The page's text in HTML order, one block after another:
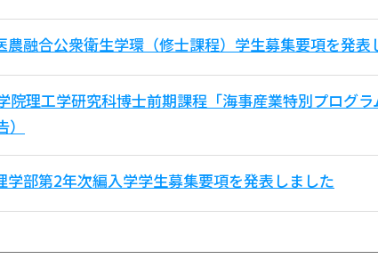
農融合公衆衛生学環（修士課程）学生募集要項を発表
院理工学研究科博士前期課程「海事産業特別プログ
学部第2年次編入学学生募集要項を発表しました